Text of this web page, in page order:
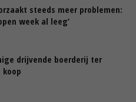
steeds meer problemen:
week al leeg’
drijvende boerderij ter